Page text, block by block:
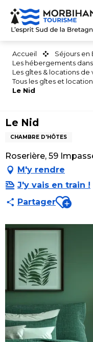
Aller
contenu
Accueil
Séjours en
Les hébergements
Les gîtes & locations de
Tous les gîtes et
Le Nid
Le Nid
CHAMBRE D'HÔTES
Roserière, 59
M'y rendre
J'y vais en train !
PartagerAjouter